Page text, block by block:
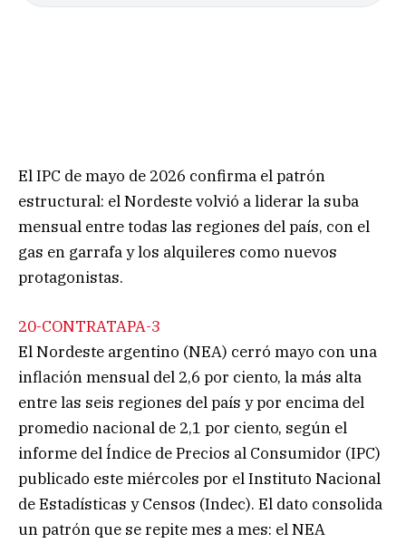
El IPC de mayo de 2026 confirma el patrón
estructural: el Nordeste volvió a liderar la suba
mensual entre todas las regiones del país, con el
gas en garrafa y los alquileres como nuevos
protagonistas.
20-CONTRATAPA-3
El Nordeste argentino (NEA) cerró mayo con una
inflación mensual del 2,6 por ciento, la más alta
entre las seis regiones del país y por encima del
promedio nacional de 2,1 por ciento, según el
informe del Índice de Precios al Consumidor (IPC)
publicado este miércoles por el Instituto Nacional
de Estadísticas y Censos (Indec). El dato consolida
un patrón que se repite mes a mes: el NEA